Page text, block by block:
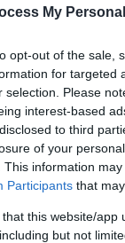
My
opt-out of the sale,
for targeted
selection. Please
interest-based
to third
of your
This information
Participants that
that this website/
but not
το ΕΘΝΟΣ στη